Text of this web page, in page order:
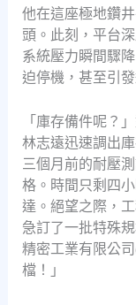
他在這座極地鑽
頭。此刻，平台
系統壓力瞬間驟
迫停機，甚至引
「庫存備件呢？
林志遠迅速調出
三個月前的耐壓
格。時間只剩四
達。絕望之際，
急訂了一批特殊
精密工業有限公
檔！」